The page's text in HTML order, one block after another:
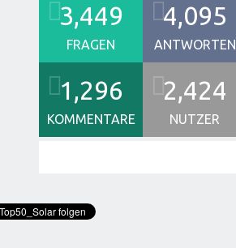
3,449
FRAGEN
4,095
ANTWORTEN
1,296
KOMMENTARE
2,424
NUTZER